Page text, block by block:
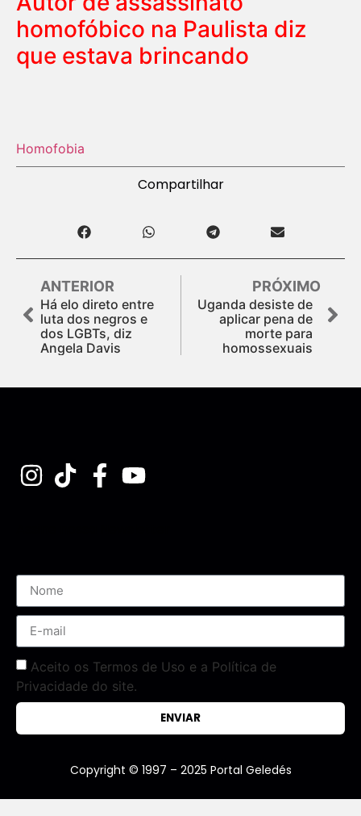
homofóbico na Paulista diz
que estava brincando
Homofobia
Compartilhar
ANTERIOR
Há elo direto entre
luta dos negros e
dos LGBTs, diz
Angela Davis
PRÓXIMO
Uganda desiste de
aplicar pena de
morte para
homossexuais
Aceito os Termos de Uso e a Política de
Privacidade do site.
ENVIAR
Copyright © 1997 – 2025 Portal Geledés